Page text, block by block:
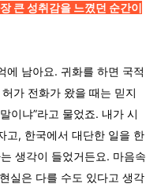
큰 성취감을 느꼈던 순간이
에 남아요. 귀화를 하면 국적
가 전화가 왔을 때는 믿지
이냐”라고 물었죠. 내가 시
고, 한국에서 대단한 일을 한
생각이 들었거든요. 마음속
실은 다를 수도 있다고 생각